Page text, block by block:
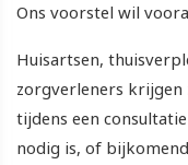
Ons voorstel wil
Huisartsen,
zorgverleners
tijdens een
nodig is, of